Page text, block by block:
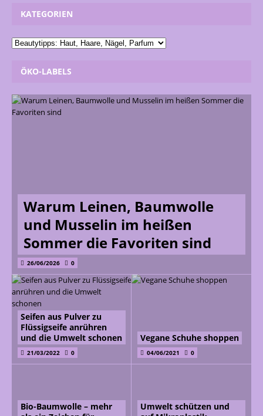
KATEGORIEN
ÖKO-LABELS
Warum Leinen, Baumwolle
und Musselin im heißen
Sommer die Favoriten sind
26/06/2026 0
Seifen aus Pulver zu
Flüssigseife anrühren
und die Umwelt schonen
21/03/2022 0
Vegane Schuhe shoppen
04/06/2021 0
Bio-Baumwolle – mehr
Umwelt schützen und